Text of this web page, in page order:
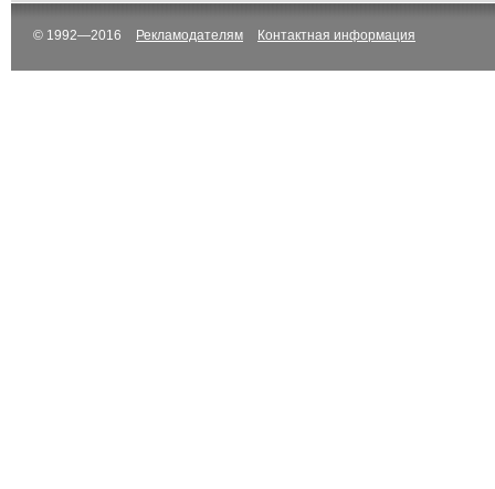
© 1992—2016 Рекламодателям Контактная информация